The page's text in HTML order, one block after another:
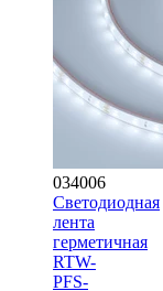
034006
Светодиодная
лента
герметичная
RTW-
PFS-